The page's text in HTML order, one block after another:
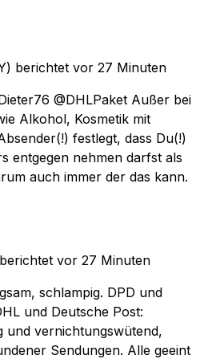
berichtet vor 27 Minuten
@DHLPaket Außer bei
Alkohol, Kosmetik mit
festlegt, dass Du(!)
entgegen nehmen darfst als
auch immer der das kann.
vor 27 Minuten
schlampig. DPD und
und Deutsche Post:
und vernichtungswütend,
Sendungen. Alle geeint